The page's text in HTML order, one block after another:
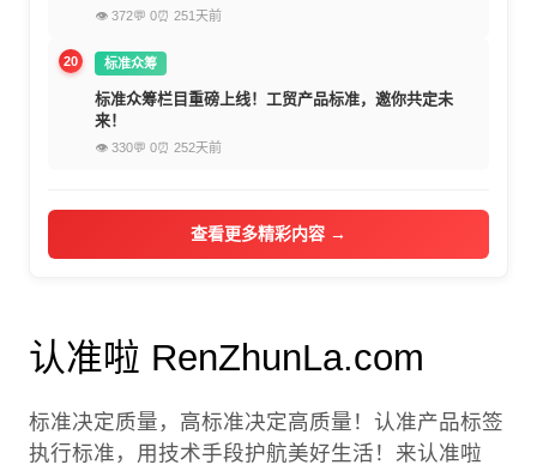
👁 372💬 0⏰ 251天前
20 标准众筹
标准众筹栏目重磅上线！工贸产品标准，邀你共定未
来！
👁 330💬 0⏰ 252天前
查看更多精彩内容 →
认准啦 RenZhunLa.com
标准决定质量，高标准决定高质量！认准产品标签
执行标准，用技术手段护航美好生活！来认准啦